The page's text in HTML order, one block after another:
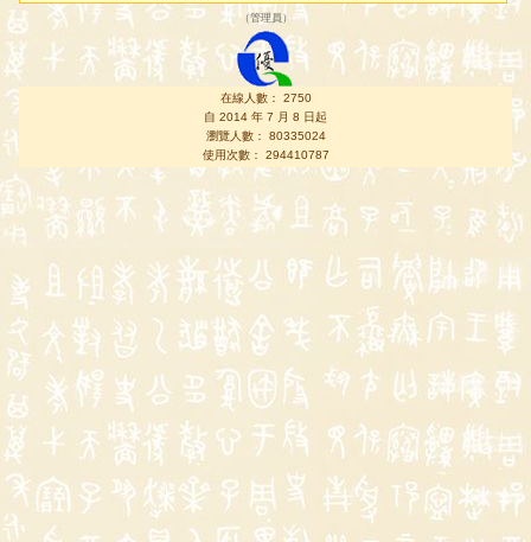
（管理員 ）
在線人數： 2750
自 2014 年 7 月 8 日起
瀏覽人數： 80335024
使用次數： 294410787